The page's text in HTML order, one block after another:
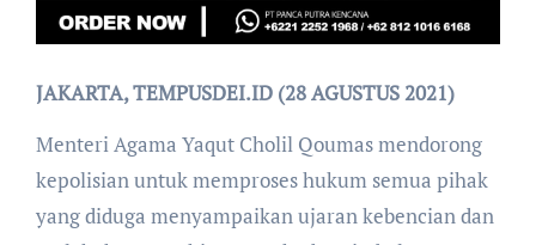
JAKARTA, TEMPUSDEI.ID (28 AGUSTUS 2021)
Menteri Agama Yaqut Cholil Qoumas mendorong
kepolisian untuk memproses hukum semua pihak
yang diduga menyampaikan ujaran kebencian dan